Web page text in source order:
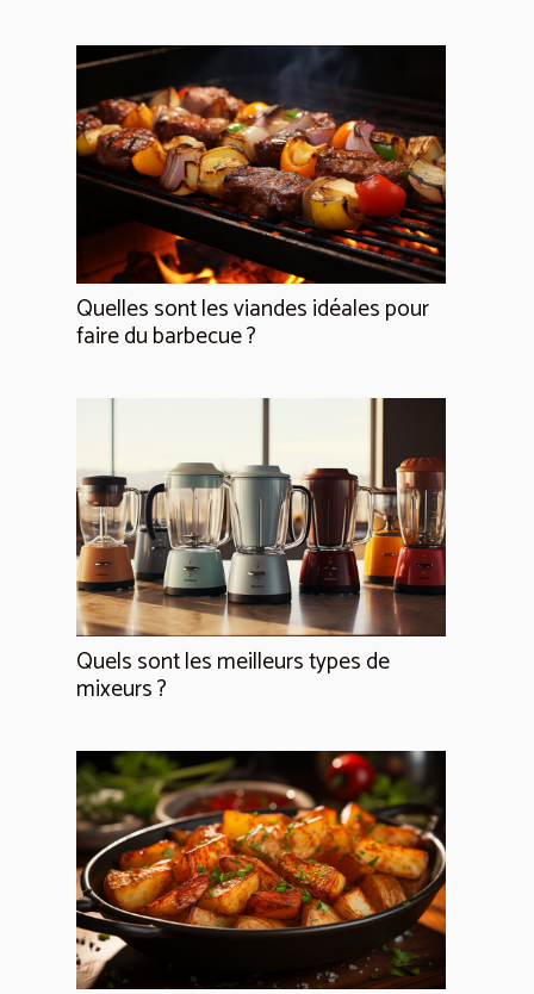
Quelles sont les viandes idéales pour
faire du barbecue ?
Quels sont les meilleurs types de
mixeurs ?